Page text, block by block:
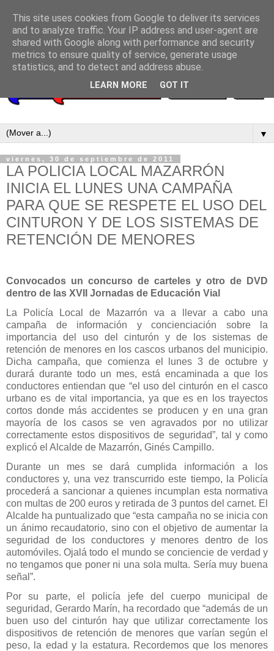
▼
viernes, 30 de septiembre de 2011
LA POLICIA LOCAL MAZARRÓN
INICIA EL LUNES UNA CAMPAÑA
PARA QUE SE RESPETE EL USO DEL
CINTURON Y DE LOS SISTEMAS DE
RETENCIÓN DE MENORES
Convocados un concurso de carteles y otro de DVD
dentro de las XVII Jornadas de Educación Vial
La Policía Local de Mazarrón va a llevar a cabo una
campaña de información y concienciación sobre la
importancia del uso del cinturón y de los sistemas de
retención de menores en los cascos urbanos del municipio.
Dicha campaña, que comienza el lunes 3 de octubre y
durará durante todo un mes, está encaminada a que los
conductores entiendan que “el uso del cinturón en el casco
urbano es de vital importancia, ya que es en los trayectos
cortos donde más accidentes se producen y en una gran
mayoría de los casos se ven agravados por no utilizar
correctamente estos dispositivos de seguridad”, tal y como
explicó el Alcalde de Mazarrón, Ginés Campillo.
Durante un mes se dará cumplida información a los
conductores y, una vez transcurrido este tiempo, la Policía
procederá a sancionar a quienes incumplan esta normativa
con multas de 200 euros y retirada de 3 puntos del carnet. El
Alcalde ha puntualizado que “esta campaña no se inicia con
un ánimo recaudatorio, sino con el objetivo de aumentar la
seguridad de los conductores y menores dentro de los
automóviles. Ojalá todo el mundo se conciencie de verdad y
no tengamos que poner ni una sola multa. Sería muy buena
señal”.
Por su parte, el policía jefe del cuerpo municipal de
seguridad, Gerardo Marín, ha recordado que “además de un
buen uso del cinturón hay que utilizar correctamente los
dispositivos de retención de menores que varían según el
peso, la edad y la estatura. Recordemos que los menores
This site uses cookies from Google to deliver its services
and to analyze traffic. Your IP address and user-agent are
shared with Google along with performance and security
metrics to ensure quality of service, generate usage
statistics, and to detect and address abuse.
LEARN MORE GOT IT